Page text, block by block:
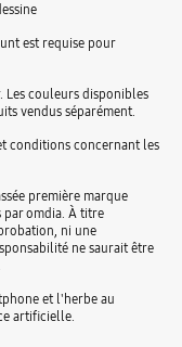
est requise pour
Les couleurs disponibles
vendus séparément.
conditions concernant les
première marque
par omdia. À titre
ni une
ne saurait être
et l'herbe au
artificielle.